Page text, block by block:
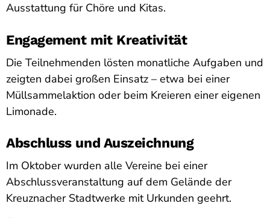
Ausstattung für Chöre und Kitas.
Engagement mit Kreativität
Die Teilnehmenden lösten monatliche Aufgaben und
zeigten dabei großen Einsatz – etwa bei einer
Müllsammelaktion oder beim Kreieren einer eigenen
Limonade.
Abschluss und Auszeichnung
Im Oktober wurden alle Vereine bei einer
Abschlussveranstaltung auf dem Gelände der
Kreuznacher Stadtwerke mit Urkunden geehrt.